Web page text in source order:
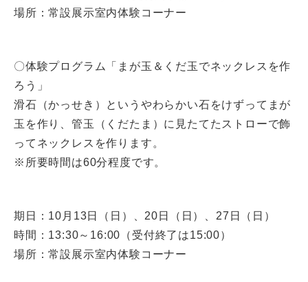
場所：常設展示室内体験コーナー
〇体験プログラム「まが玉＆くだ玉でネックレスを作
ろう」
滑石（かっせき）というやわらかい石をけずってまが
玉を作り、管玉（くだたま）に見たてたストローで飾
ってネックレスを作ります。
※所要時間は60分程度です。
期日：10月13日（日）、20日（日）、27日（日）
時間：13:30～16:00（受付終了は15:00）
場所：常設展示室内体験コーナー